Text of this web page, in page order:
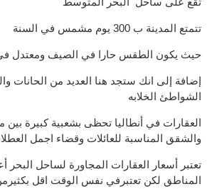
تتمتع المدينة ب 300 يوم مشمس في السنة
حيث يكون الطقس حارا في الصيف ومعتدل
إضافة إلى انك ستجد هنا العديد من الحانات
الشواطئ الخلابه
العقارات في أنطاليا تحظى بشعبية كبيرة بين
والشقق المناسبة للعائلات وقضاء اجمل
تعتبر أسعار العقارات المجاورة لساحل البحر
المناطق لكن تعتبرفي نفس الوقت اقل